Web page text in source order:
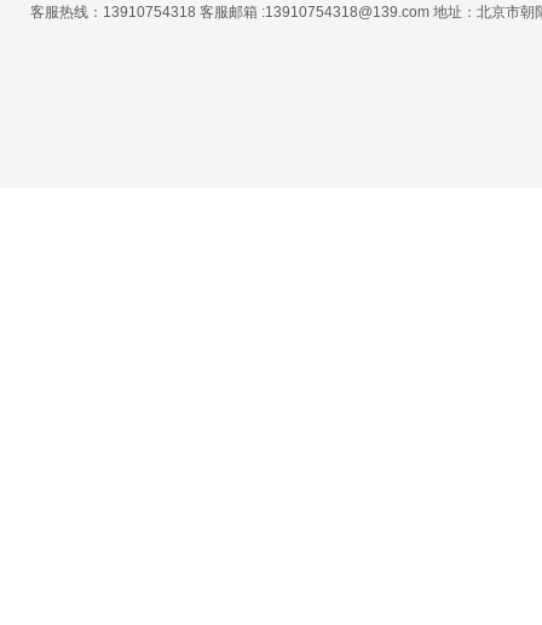
客服热线：13910754318 客服邮箱 :13910754318@139.com 地址：北京市